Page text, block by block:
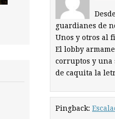
guardianes de
Unos y otros al
El lobby
corruptos y una
de caquita la
Pingback: